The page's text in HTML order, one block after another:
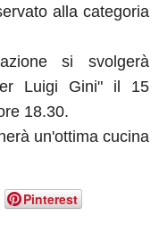
alla categoria
si svolgerà
Luigi Gini" il 15
18.30.
un'ottima cucina
Pinterest